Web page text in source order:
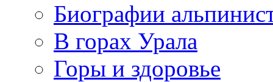
Биографии
В горах Урала
Горы и здоровье